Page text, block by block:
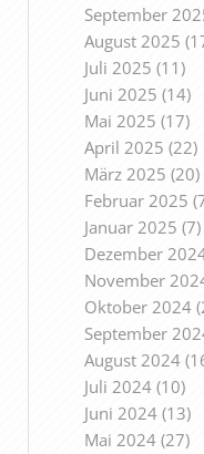
September
August 2025
Juli 2025 (11)
Juni 2025 (14)
Mai 2025 (17)
April 2025 (22)
März 2025 (20)
Februar 2025
Januar 2025 (7)
Dezember
November
Oktober 2024
September
August 2024
Juli 2024(10)
Juni 2024(13)
Mai 2024(27)